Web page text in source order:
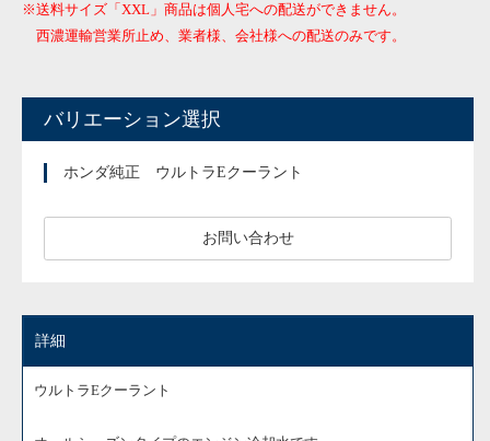
※送料サイズ「XXL」商品は個人宅への配送ができません。
西濃運輸営業所止め、業者様、会社様への配送のみです。
バリエーション選択
ホンダ純正 ウルトラEクーラント
お問い合わせ
詳細
ウルトラEクーラント